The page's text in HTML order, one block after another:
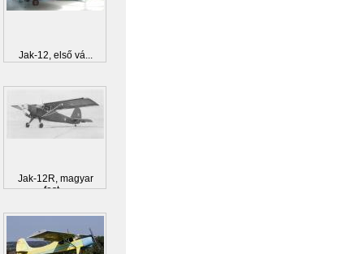
Jak-12, első vá...
Jak-12R, magyar
fest...